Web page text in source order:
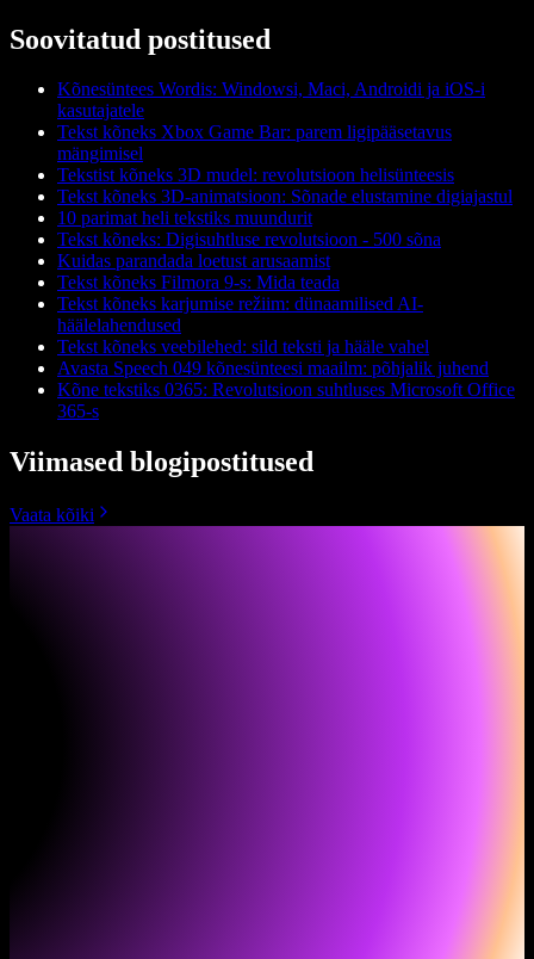
Soovitatud postitused
Kõnesüntees Wordis: Windowsi, Maci, Androidi ja iOS-i
kasutajatele
Tekst kõneks Xbox Game Bar: parem ligipääsetavus
mängimisel
Tekstist kõneks 3D mudel: revolutsioon helisünteesis
Tekst kõneks 3D-animatsioon: Sõnade elustamine digiajastul
10 parimat heli tekstiks muundurit
Tekst kõneks: Digisuhtluse revolutsioon - 500 sõna
Kuidas parandada loetust arusaamist
Tekst kõneks Filmora 9-s: Mida teada
Tekst kõneks karjumise režiim: dünaamilised AI-
häälelahendused
Tekst kõneks veebilehed: sild teksti ja hääle vahel
Avasta Speech 049 kõnesünteesi maailm: põhjalik juhend
Kõne tekstiks 0365: Revolutsioon suhtluses Microsoft Office
365-s
Viimased blogipostitused
Vaata kõiki